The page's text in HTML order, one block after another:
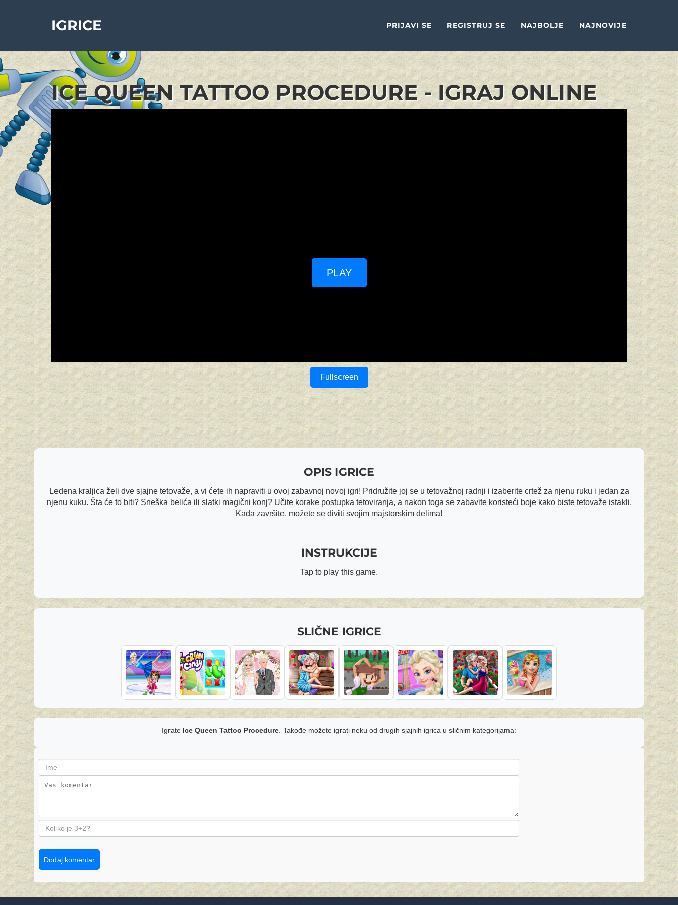
IGRICE PRIJAVI SE REGISTRUJ SE NAJBOLJE NAJNOVIJE
ICE QUEEN TATTOO PROCEDURE - IGRAJ ONLINE
PLAY
Fullscreen
OPIS IGRICE
Ledena kraljica želi dve sjajne tetovaže, a vi ćete ih napraviti u ovoj zabavnoj novoj igri! Pridružite joj se u tetovažnoj radnji i izaberite crtež za njenu ruku i jedan za
njenu kuku. Šta će to biti? Sneška belića ili slatki magični konj? Učite korake postupka tetoviranja, a nakon toga se zabavite koristeći boje kako biste tetovaže istakli.
Kada završite, možete se diviti svojim majstorskim delima!
INSTRUKCIJE
Tap to play this game.
SLIČNE IGRICE
Igrate Ice Queen Tattoo Procedure . Takođe možete igrati neku od drugih sjajnih igrica u sličnim kategorijama:
Dodaj komentar